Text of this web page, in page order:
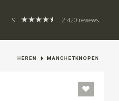
9 2.420 reviews
HEREN MANCHETKNOPEN